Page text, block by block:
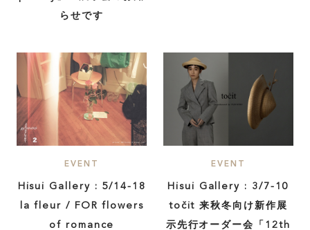
らせです
EVENT
Hisui Gallery : 5/14-18
la fleur / FOR flowers
of romance
EVENT
Hisui Gallery : 3/7-10
točit 来秋冬向け新作展
示先行オーダー会「12th